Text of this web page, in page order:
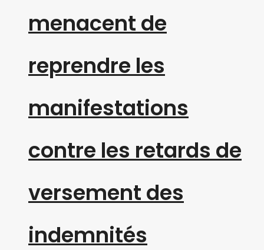
menacent de
reprendre les
manifestations
contre les retards de
versement des
indemnités